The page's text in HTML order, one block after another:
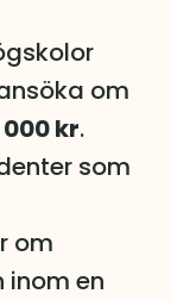
om
000 kr.
som
om
inom en